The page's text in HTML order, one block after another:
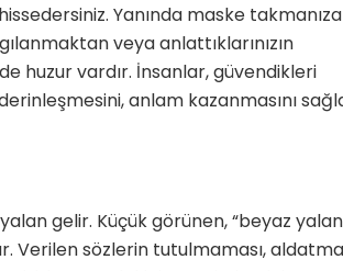
Yanında maske takmanıza
veya anlattıklarınızın
huzur vardır. İnsanlar, güvendikleri
anlam kazanmasını
gelir. Küçük görünen, “beyaz
Verilen sözlerin tutulmaması,